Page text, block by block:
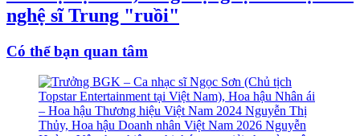
nghệ sĩ Trung "ruồi"
Có thể bạn quan tâm